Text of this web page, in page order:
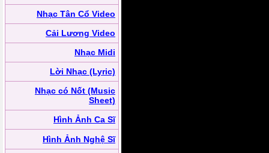
Nhạc Tân Cổ Video
Cải Lương Video
Nhạc Midi
Lời Nhạc (Lyric)
Nhạc có Nốt (Music
Sheet)
Hình Ảnh Ca Sĩ
Hình Ảnh Nghệ Sĩ